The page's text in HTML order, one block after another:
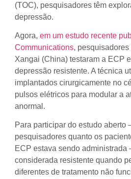
(TOC), pesquisadores têm
depressão.
Agora, em um estudo recente
Communications,
Xangai (China) testaram a ECP
depressão resistente. A técnica
implantados cirurgicamente no
pulsos elétricos para modular a
anormal.
Para participar do estudo aberto
pesquisadores quanto os
ECP estava sendo
considerada resistente quando
diferentes de tratamento não